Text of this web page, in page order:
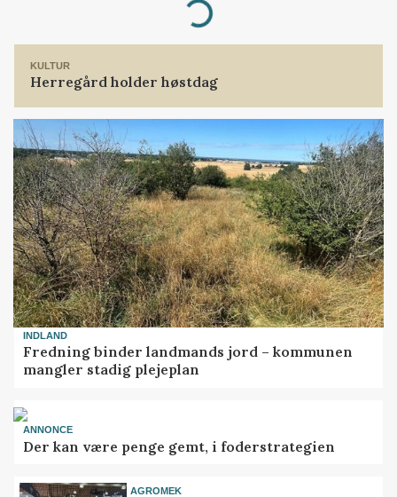
Loading...
KULTUR
Herregård holder høstdag
INDLAND
Fredning binder landmands jord – kommunen
mangler stadig plejeplan
ANNONCE
Der kan være penge gemt, i foderstrategien
AGROMEK